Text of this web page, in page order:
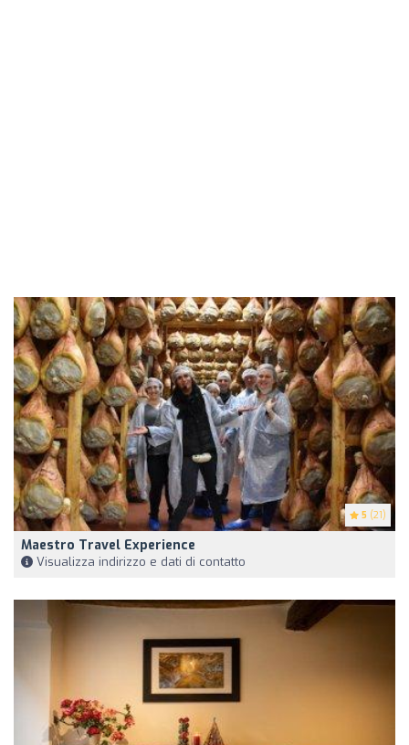
5 (21)
Maestro Travel Experience
Visualizza indirizzo e dati di contatto